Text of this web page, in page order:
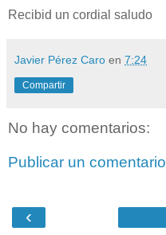
Recibid un cordial saludo
Javier Pérez Caro en 7:24
Compartir
No hay comentarios:
Publicar un comentario
‹